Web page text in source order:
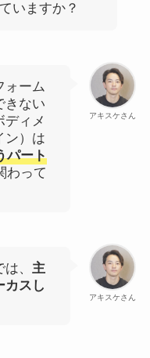
いますか？
アキスケさん
ォーム
きない
ディメ
ン）は
パート
わって
アキスケさん
、 主
カスし